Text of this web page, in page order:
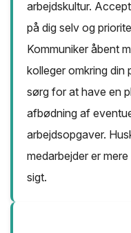
arbejdskultur.
på dig selv og
Kommuniker åbent
kolleger omkring din
sørg for at have en
afbødning af
arbejdsopgaver.
medarbejder er
sigt.